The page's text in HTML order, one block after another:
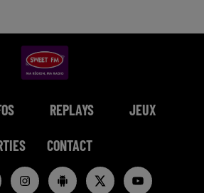
REPLAYS JEUX
CONTACT